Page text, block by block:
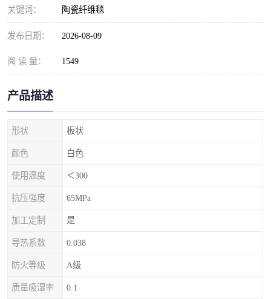
关键词： 陶瓷纤维毯
发布日期： 2026-08-09
阅 读 量： 1549
产品描述
形状 板状
颜色 白色
使用温度 ＜300
抗压强度 65MPa
加工定制 是
导热系数 0.038
防火等级 A级
质量吸湿率 0.1